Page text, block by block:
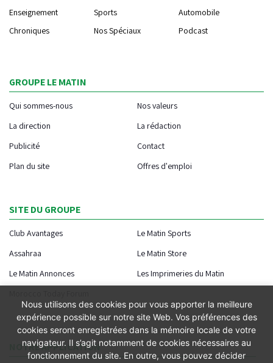
Enseignement
Sports
Automobile
Chroniques
Nos Spéciaux Podcast
GROUPE LE MATIN
Qui sommes-nous
Nos valeurs
La direction
La rédaction
Publicité
Contact
Plan du site
Offres d'emploi
SITE DU GROUPE
Club Avantages
Le Matin Sports
Assahraa
Le Matin Store
Le Matin Annonces
Les Imprimeries du Matin
NOTRE APPLICATION
Nous utilisons des cookies pour vous apporter la meilleure
expérience possible sur notre site Web. Vos préférences des
cookies seront enregistrées dans la mémoire locale de votre
navigateur. Il s’agit notamment de cookies nécessaires au
fonctionnement du site. En outre, vous pouvez décider